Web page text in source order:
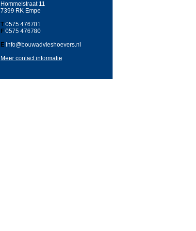
Hommelstraat 11
7399 RK Empe
T0575 476701
F 0575 476780
E info@bouwadvieshoevers.nl
Meer contact informatie